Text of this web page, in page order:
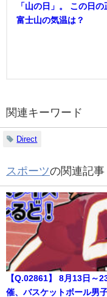
「山の日」。 この日の
富士山の気温は？
関連キーワード
Direct
スポーツの関連記事
【Q.02861】 8月13日～
催、バスケットボール男